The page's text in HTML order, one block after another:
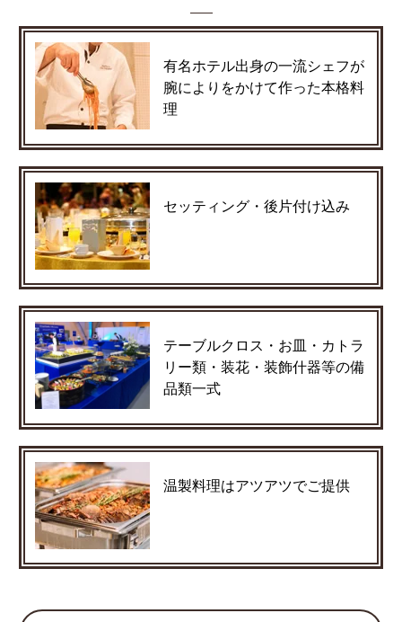
有名ホテル出身の一流シェフが
腕によりをかけて作った本格料
理
セッティング・後片付け込み
テーブルクロス・お皿・カトラ
リー類・装花・装飾什器等の備
品類一式
温製料理はアツアツでご提供